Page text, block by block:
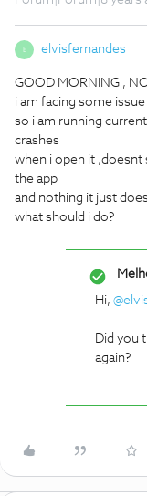
E elvisfernandes
GOOD MORNING ,
i am facing some
so i am running
crashes
when i open it ,doesnt
the app
and nothing it just
what should i do?
Hi,
Did you
again?